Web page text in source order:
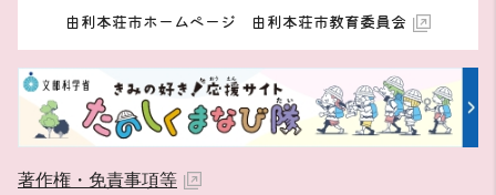
由利本荘市ホームページ 由利本荘市教育委員会
著作権・免責事項等